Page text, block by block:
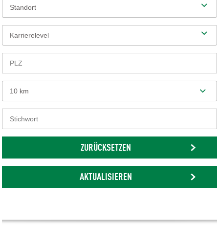
Standort
Karrierelevel
10 km
ZURÜCKSETZEN
AKTUALISIEREN